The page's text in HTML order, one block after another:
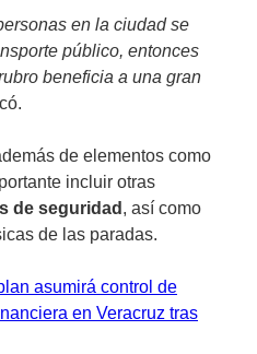
en la ciudad se
público, entonces
beneficia a una gran
de elementos como
incluir otras
de seguridad , así como
de las paradas.
asumirá control de
en Veracruz tras